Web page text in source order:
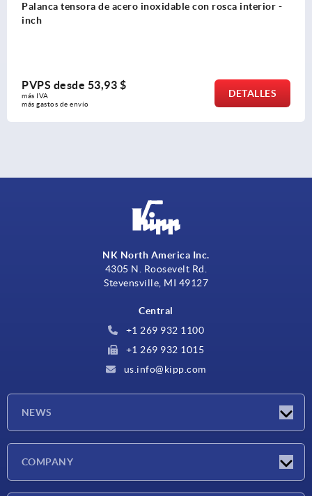
con rosca interior -
DETALLES
Palanca de sujeción plana con
PVPS desde
más gastos de envío
NK North America Inc.
4305 N. Roosevelt Rd.
Stevensville, MI 49127
Central
+1 269 932 1100
+1 269 932 1015
us.info@kipp.com
NEWS
COMPANY